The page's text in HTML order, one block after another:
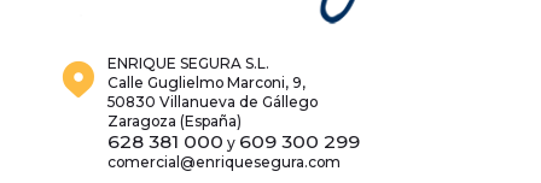
ENRIQUE SEGURA S.L.
Calle Guglielmo Marconi, 9,
50830 Villanueva de Gállego
Zaragoza (España)
628 381 000 y 609 300 299
comercial@enriquesegura.com